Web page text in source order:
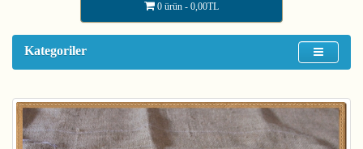
0 ürün - 0,00TL
Kategoriler